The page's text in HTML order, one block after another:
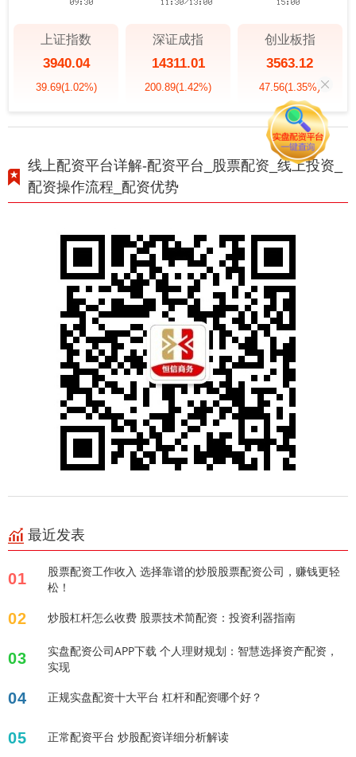
上证指数
3940.04
39.69(1.02%)
深证成指
14311.01
200.89(1.42%)
创业板指
3563.12
47.56(1.35%)
线上配资平台详解-配资平台_股票配资_线上投资_
配资操作流程_配资优势
最近发表
01
股票配资工作收入 选择靠谱的炒股股票配资公司，赚钱更轻
松！
02 炒股杠杆怎么收费 股票技术简配资：投资利器指南
03
实盘配资公司APP下载 个人理财规划：智慧选择资产配资，
实现
04 正规实盘配资十大平台 杠杆和配资哪个好？
05 正常配资平台 炒股配资详细分析解读